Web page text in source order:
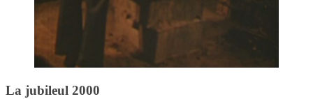
La jubileul 2000